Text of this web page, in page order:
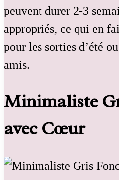
peuvent durer 2-3
appropriés, ce qui en
pour les sorties d’été
amis.
Minimaliste
avec Cœur